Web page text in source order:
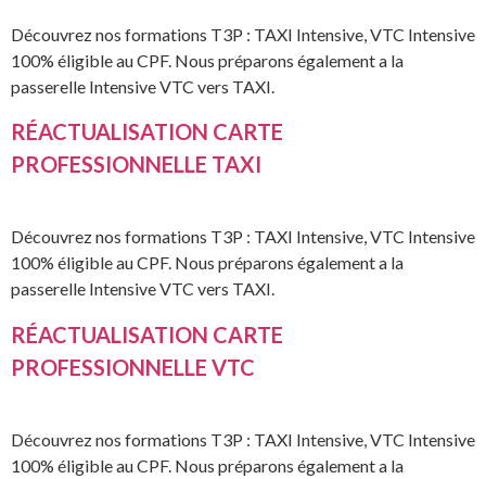
Découvrez nos formations T3P : TAXI Intensive, VTC Intensive
100% éligible au CPF. Nous préparons également a la
passerelle Intensive VTC vers TAXI.
RÉACTUALISATION CARTE
PROFESSIONNELLE TAXI
Découvrez nos formations T3P : TAXI Intensive, VTC Intensive
100% éligible au CPF. Nous préparons également a la
passerelle Intensive VTC vers TAXI.
RÉACTUALISATION CARTE
PROFESSIONNELLE VTC
Découvrez nos formations T3P : TAXI Intensive, VTC Intensive
100% éligible au CPF. Nous préparons également a la